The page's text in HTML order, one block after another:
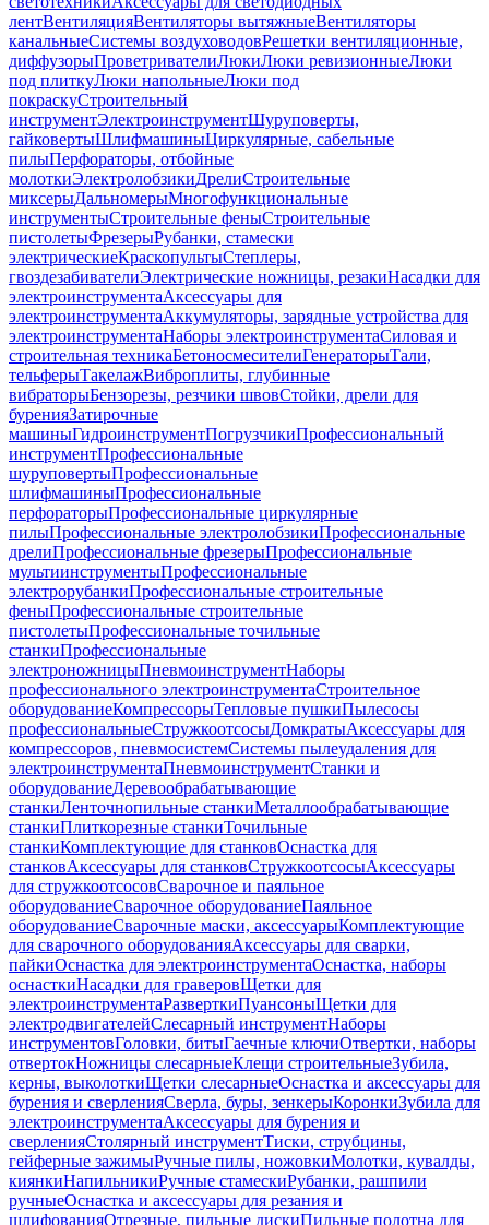
лентВентиляцияВентиляторы вытяжныеВентиляторы
канальныеСистемы воздуховодовРешетки вентиляционные,
диффузорыПроветривателиЛюкиЛюки ревизионныеЛюки
под плиткуЛюки напольныеЛюки под
покраскуСтроительный
инструментЭлектроинструментШуруповерты,
гайковертыШлифмашиныЦиркулярные, сабельные
пилыПерфораторы, отбойные
молоткиЭлектролобзикиДрелиСтроительные
миксерыДальномерыМногофункциональные
инструментыСтроительные феныСтроительные
пистолетыФрезерыРубанки, стамески
электрическиеКраскопультыСтеплеры,
гвоздезабивателиЭлектрические ножницы, резакиНасадки для
электроинструментаАксессуары для
электроинструментаАккумуляторы, зарядные устройства для
электроинструментаНаборы электроинструментаСиловая и
строительная техникаБетоносмесителиГенераторыТали,
тельферыТакелажВиброплиты, глубинные
вибраторыБензорезы, резчики швовСтойки, дрели для
буренияЗатирочные
машиныГидроинструментПогрузчикиПрофессиональный
инструментПрофессиональные
шуруповертыПрофессиональные
шлифмашиныПрофессиональные
перфораторыПрофессиональные циркулярные
пилыПрофессиональные электролобзикиПрофессиональные
дрелиПрофессиональные фрезерыПрофессиональные
мультиинструментыПрофессиональные
электрорубанкиПрофессиональные строительные
феныПрофессиональные строительные
пистолетыПрофессиональные точильные
станкиПрофессиональные
электроножницыПневмоинструментНаборы
профессионального электроинструментаСтроительное
оборудованиеКомпрессорыТепловые пушкиПылесосы
профессиональныеСтружкоотсосыДомкратыАксессуары для
компрессоров, пневмосистемСистемы пылеудаления для
электроинструментаПневмоинструментСтанки и
оборудованиеДеревообрабатывающие
станкиЛенточнопильные станкиМеталлообрабатывающие
станкиПлиткорезные станкиТочильные
станкиКомплектующие для станковОснастка для
станковАксессуары для станковСтружкоотсосыАксессуары
для стружкоотсосовСварочное и паяльное
оборудованиеСварочное оборудованиеПаяльное
оборудованиеСварочные маски, аксессуарыКомплектующие
для сварочного оборудованияАксессуары для сварки,
пайкиОснастка для электроинструментаОснастка, наборы
оснасткиНасадки для граверовЩетки для
электроинструментаРазверткиПуансоныЩетки для
электродвигателейСлесарный инструментНаборы
инструментовГоловки, битыГаечные ключиОтвертки, наборы
отвертокНожницы слесарныеКлещи строительныеЗубила,
керны, выколоткиЩетки слесарныеОснастка и аксессуары для
бурения и сверленияСверла, буры, зенкерыКоронкиЗубила для
электроинструментаАксессуары для бурения и
сверленияСтолярный инструментТиски, струбцины,
гейферные зажимыРучные пилы, ножовкиМолотки, кувалды,
киянкиНапильникиРучные стамескиРубанки, рашпили
ручныеОснастка и аксессуары для резания и
шлифованияОтрезные, пильные дискиПильные полотна для